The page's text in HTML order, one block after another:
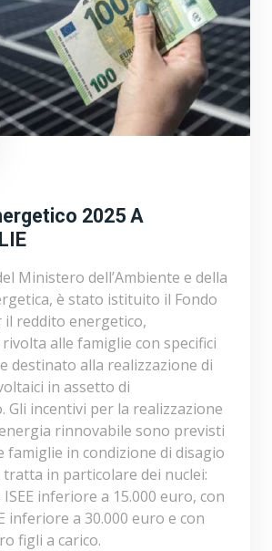
2025 A
Ministero dell’Ambiente e della
è stato istituito il Fondo
il reddito energetico,
alle famiglie con specifici
destinato alla realizzazione di
in assetto di
Gli incentivi per la realizzazione
rinnovabile sono previsti
famiglie in condizione di disagio
tratta in particolare dei nuclei:
inferiore a 15.000 euro, con
inferiore a 30.000 euro e con
figli a carico.